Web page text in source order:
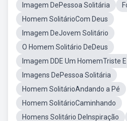
Imagem DePessoa Solitária
Homem SolitárioCom Deus
Imagem DeJovem Solitário
O Homem Solitário DeDeus
Imagem DDE Um HomemTriste
Imagens DePessoa Solitária
Homem SolitárioAndando a Pé
Homem SolitárioCaminhando
Homens Solitário DeInspiração